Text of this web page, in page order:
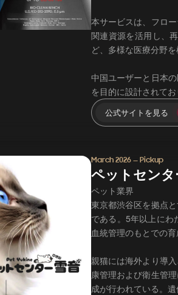
本サービスは、フロ
関連資源を活用し、
ど、多様な医療分野
中国ユーザーと日本
を目的に設計されて
公式サイトを見る
March 2026 — Pickup
ペットセン
ペット業界
東京都渋谷区を拠点
である。5年以上にわ
血統管理のもとでの
親猫には海外より導
康管理および衛生管
成が行われている。